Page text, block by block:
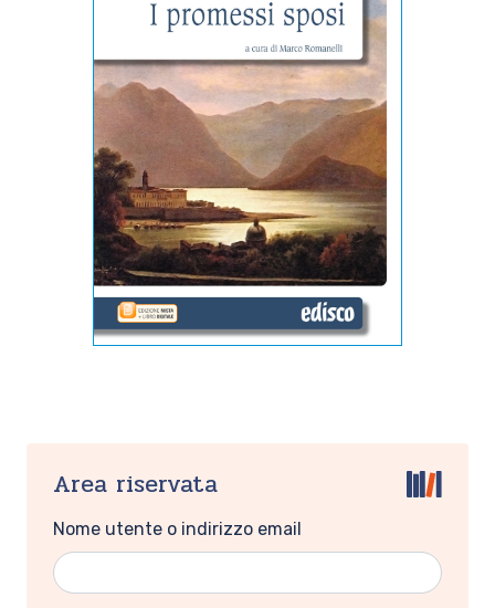
Area riservata
Nome utente o indirizzo email